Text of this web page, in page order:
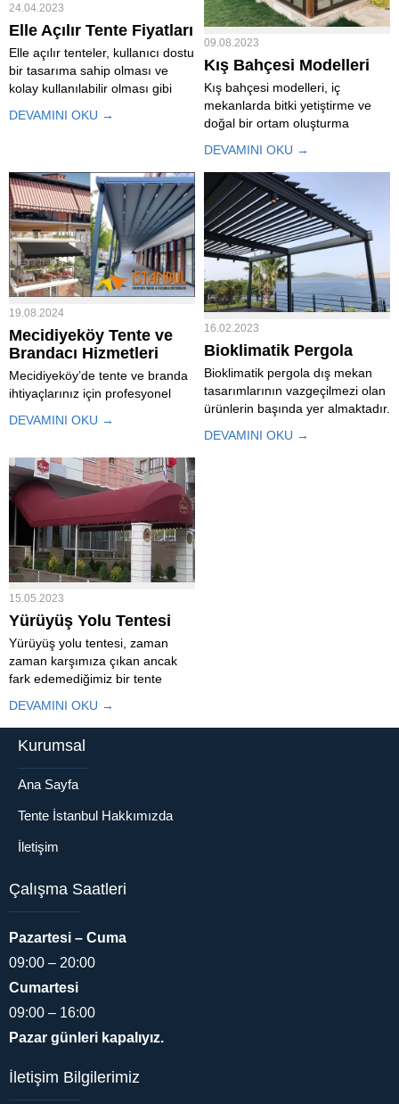
24.04.2023
Elle Açılır Tente Fiyatları
Elle açılır tenteler, kullanıcı dostu
bir tasarıma sahip olması ve
kolay kullanılabilir olması gibi
DEVAMINI OKU →
09.08.2023
Kış Bahçesi Modelleri
Kış bahçesi modelleri, iç
mekanlarda bitki yetiştirme ve
doğal bir ortam oluşturma
tasarlanmış alanlardır. Kış
bahçesi modelleri, farklı tarzlara,
ihtiyaçlara ve alanlara uygun
olarak değişebilir. İşte çeşitli kış
bahçesi modelleri örnekleri:
Kış...
DEVAMINI OKU →
19.08.2024
Mecidiyeköy Tente ve
Brandacı Hizmetleri
Mecidiyeköy’de tente ve branda
ihtiyaçlarınız için profesyonel
yerdesiniz. Mecidiyeköy Tente ve
memnuniyetini ve kaliteli hizmeti
ön planda tutuyoruz. Geniş ürün
yelpazemizle ihtiyacınıza uygun
en doğru tente modellerini
sizlere sunuyoruz....
DEVAMINI OKU →
16.02.2023
Bioklimatik Pergola
Bioklimatik pergola dış mekan
tasarımlarının vazgeçilmezi olan
ürünlerin başında yer almaktadır.
kullanılabilmektedir. Katlanabilir
DEVAMINI OKU →
15.05.2023
Yürüyüş Yolu Tentesi
Yürüyüş yolu tentesi, zaman
zaman karşımıza çıkan ancak
fark edemediğimiz bir tente
kenarlarında, üst geçitlerde,
futbol saha girişlerinde, mekân
girişlerinde ve festival
alanlarında kullanılan bir tente
türüdür. Çevre koşullarına karşı
DEVAMINI OKU →
Kurumsal
Ana Sayfa
Tente İstanbul Hakkımızda
İletişim
Çalışma Saatleri
Pazartesi – Cuma
09:00 – 20:00
Cumartesi
09:00 – 16:00
Pazar günleri kapalıyız.
İletişim Bilgilerimiz